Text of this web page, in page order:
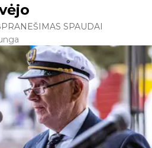
PRANEŠIMAS SPAUDAI